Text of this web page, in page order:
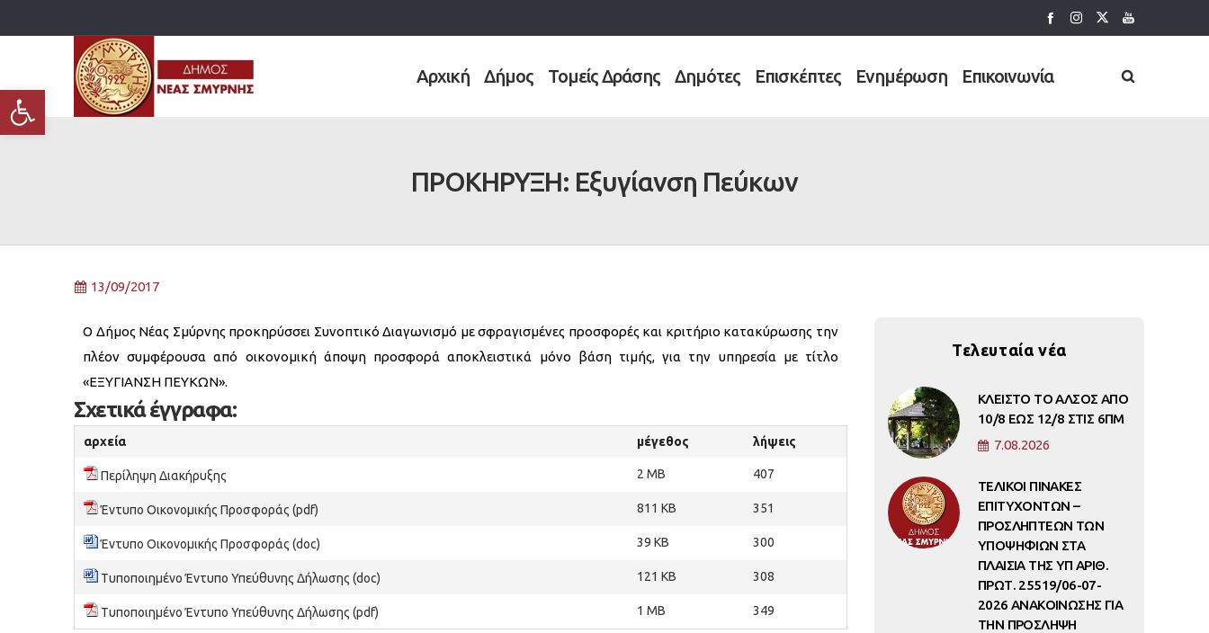
Ανοίξτε τη γραμμή εργαλείων
Αρχική Δήμος Τομείς Δράσης Δημότες Επισκέπτες Ενημέρωση Επικοινωνία
ΠΡΟΚΗΡΥΞΗ: Εξυγίανση Πεύκων
13/09/2017
Ο Δήμος Νέας Σμύρνης προκηρύσσει Συνοπτικό Διαγωνισμό με σφραγισμένες προσφορές και κριτήριο κατακύρωσης την
πλέον συμφέρουσα από οικονομική άποψη προσφορά αποκλειστικά μόνο βάση τιμής, για την υπηρεσία με τίτλο
«ΕΞΥΓΙΑΝΣΗ ΠΕΥΚΩΝ».
Σχετικά έγγραφα:
αρχεία μέγεθος λήψεις
Περίληψη Διακήρυξης 2 MB 407
Έντυπο Οικονομικής Προσφοράς (pdf) 811 KB 351
Έντυπο Οικονομικής Προσφοράς (doc) 39 KB 300
Τυποποιημένο Έντυπο Υπεύθυνης Δήλωσης (doc) 121 KB 308
Τυποποιημένο Έντυπο Υπεύθυνης Δήλωσης (pdf) 1 MB 349
Τελευταία νέα
ΚΛΕΙΣΤΟ ΤΟ ΑΛΣΟΣ ΑΠΟ
10/8 ΕΩΣ 12/8 ΣΤΙΣ 6ΠΜ
7.08.2026
ΤΕΛΙΚΟΙ ΠΙΝΑΚΕΣ
ΕΠΙΤΥΧΟΝΤΩΝ –
ΠΡΟΣΛΗΠΤΕΩΝ ΤΩΝ
ΥΠΟΨΗΦΙΩΝ ΣΤΑ
ΠΛΑΙΣΙΑ ΤΗΣ ΥΠ ΑΡΙΘ.
ΠΡΩΤ. 25519/06-07-
2026 ΑΝΑΚΟΙΝΩΣΗΣ ΓΙΑ
ΤΗΝ ΠΡΟΣΛΗΨΗ